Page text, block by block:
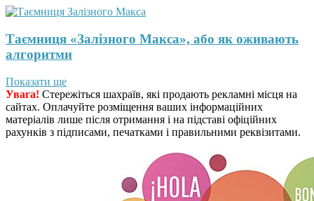
Таємниця «Залізного Макса», або як оживають
алгоритми
Показати ще
Увага! Стережіться шахраїв, які продають рекламні місця на
сайтах. Оплачуйте розміщення ваших інформаційних
матеріалів лише після отримання і на підставі офіційних
рахунків з підписами, печатками і правильними реквізитами.